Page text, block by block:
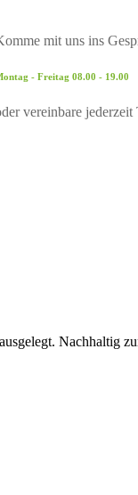
mit uns ins
- Freitag 08.00 - 19.00
vereinbare jederzeit
Nachhaltig